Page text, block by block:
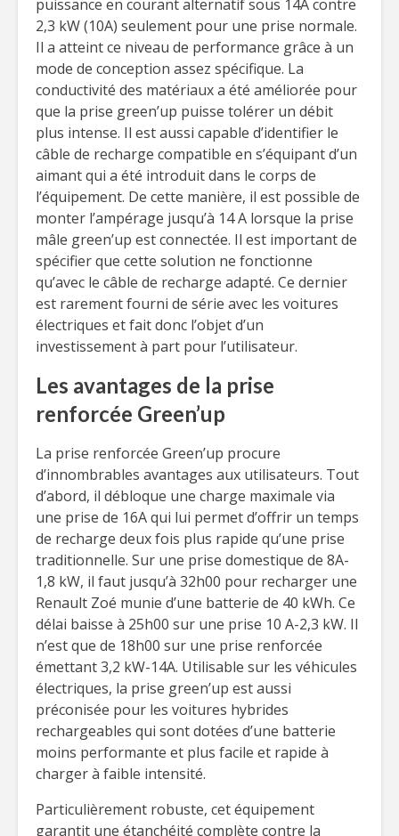
puissance en courant alternatif sous 14A contre
2,3 kW (10A) seulement pour une prise normale.
Il a atteint ce niveau de performance grâce à un
mode de conception assez spécifique. La
conductivité des matériaux a été améliorée pour
que la prise green’up puisse tolérer un débit
plus intense. Il est aussi capable d’identifier le
câble de recharge compatible en s’équipant d’un
aimant qui a été introduit dans le corps de
l’équipement. De cette manière, il est possible de
monter l’ampérage jusqu’à 14 A lorsque la prise
mâle green’up est connectée. Il est important de
spécifier que cette solution ne fonctionne
qu’avec le câble de recharge adapté. Ce dernier
est rarement fourni de série avec les voitures
électriques et fait donc l’objet d’un
investissement à part pour l’utilisateur.
Les avantages de la prise
renforcée Green’up
La prise renforcée Green’up procure
d’innombrables avantages aux utilisateurs. Tout
d’abord, il débloque une charge maximale via
une prise de 16A qui lui permet d’offrir un temps
de recharge deux fois plus rapide qu’une prise
traditionnelle. Sur une prise domestique de 8A-
1,8 kW, il faut jusqu’à 32h00 pour recharger une
Renault Zoé munie d’une batterie de 40 kWh. Ce
délai baisse à 25h00 sur une prise 10 A-2,3 kW. Il
n’est que de 18h00 sur une prise renforcée
émettant 3,2 kW-14A. Utilisable sur les véhicules
électriques, la prise green’up est aussi
préconisée pour les voitures hybrides
rechargeables qui sont dotées d’une batterie
moins performante et plus facile et rapide à
charger à faible intensité.
Particulièrement robuste, cet équipement
garantit une étanchéité complète contre la